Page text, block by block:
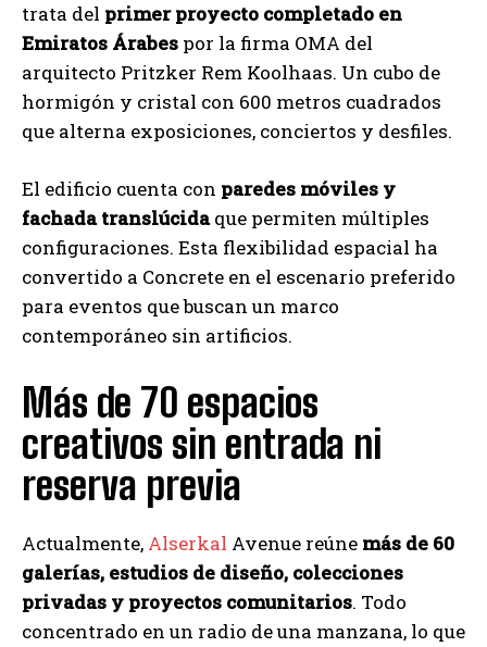
trata del primer proyecto completado en
Emiratos Árabes por la firma OMA del
arquitecto Pritzker Rem Koolhaas. Un cubo de
hormigón y cristal con 600 metros cuadrados
que alterna exposiciones, conciertos y desfiles.
El edificio cuenta con paredes móviles y
fachada translúcidaque permiten múltiples
configuraciones. Esta flexibilidad espacial ha
convertido a Concrete en el escenario preferido
para eventos que buscan un marco
contemporáneo sin artificios.
Más de 70 espacios
creativos sin entrada ni
reserva previa
Actualmente, Alserkal Avenue reúne más de 60
galerías, estudios de diseño, colecciones
privadas y proyectos comunitarios. Todo
concentrado en un radio de una manzana, lo que